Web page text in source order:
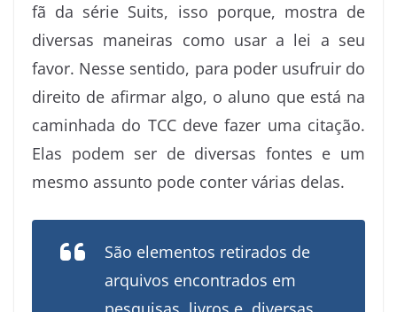
fã da série Suits, isso porque, mostra de
diversas maneiras como usar a lei a seu
favor. Nesse sentido, para poder usufruir do
direito de afirmar algo, o aluno que está na
caminhada do TCC deve fazer uma citação.
Elas podem ser de diversas fontes e um
mesmo assunto pode conter várias delas.
São elementos retirados de
arquivos encontrados em